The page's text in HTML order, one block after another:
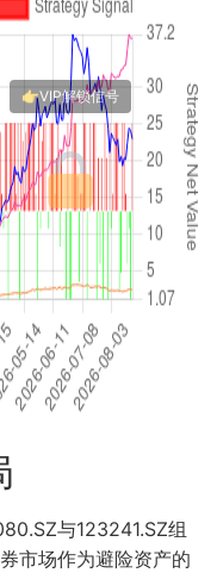
与123241.SZ组
市场作为避险资产的